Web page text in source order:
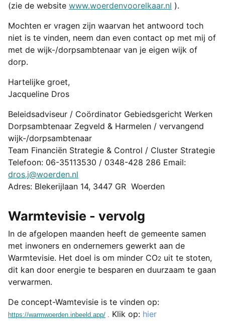
(zie de website www.woerdenvoorelkaar.nl ).
Mochten er vragen zijn waarvan het antwoord toch
niet is te vinden, neem dan even contact op met mij of
met de wijk-/dorpsambtenaar van je eigen wijk of
dorp.
Hartelijke groet,
Jacqueline Dros
Beleidsadviseur / Coördinator Gebiedsgericht Werken
Dorpsambtenaar Zegveld & Harmelen / vervangend
wijk-/dorpsambtenaar
Team Financiën Strategie & Control / Cluster Strategie
Telefoon: 06-35113530 / 0348-428 286 Email:
dros.j@woerden.nl
Adres: Blekerijlaan 14, 3447 GR Woerden
Warmtevisie - vervolg
In de afgelopen maanden heeft de gemeente samen
met inwoners en ondernemers gewerkt aan de
Warmtevisie. Het doel is om minder CO2 uit te stoten,
dit kan door energie te besparen en duurzaam te gaan
verwarmen.
De concept-Wamtevisie is te vinden op:
https://warmwoerden.inbeeld.app/ . Klik op: hier